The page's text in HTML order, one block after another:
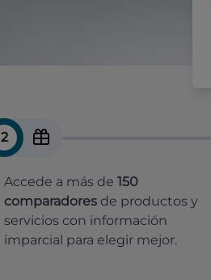
2
Accede a más de 150
comparadoresde productos y
servicios con información
imparcial para elegir mejor.